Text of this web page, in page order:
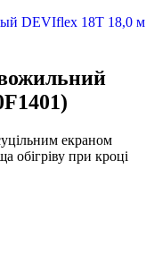
екраном
обігріву при кроці